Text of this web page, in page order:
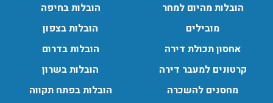
הובלות מהיום למחר
מובילים
אחסון תכולת דירה
קרטונים למעבר דירה
מחסנים להשכרה
הובלות בחיפה
הובלות בצפון
הובלות בדרום
הובלות בשרון
הובלות בפתח תקווה